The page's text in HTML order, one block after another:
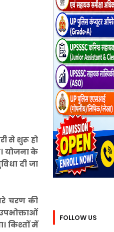
से शुरू हो
योजना के
दी जा
चरण की
किश्तों में
FOLLOW US